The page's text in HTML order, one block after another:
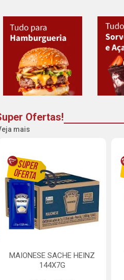
Ofertas!
mais
MAIONESE SACHE HEINZ
144X7G